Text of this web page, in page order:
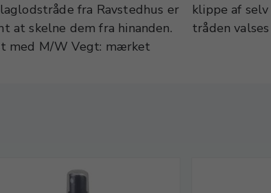
fra Ravstedhus er
at skelne dem fra hinanden.
med M/W Vegt: mærket
for ganske små stykker kan
tråden